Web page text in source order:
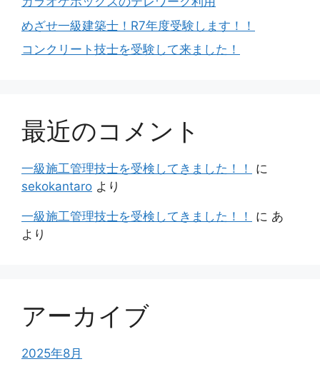
めざせ一級建築士！R7年度受験します！！
コンクリート技士を受験して来ました！
最近のコメント
一級施工管理技士を受検してきました！！
に
sekokantaro より
一級施工管理技士を受検してきました！！ に あ
より
アーカイブ
2025年8月